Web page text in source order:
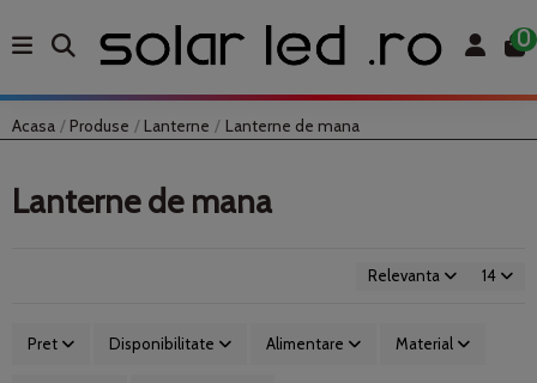
0
Acasa Produse Lanterne Lanterne de mana
Lanterne de mana
Relevanta 14
Pret Disponibilitate Alimentare Material